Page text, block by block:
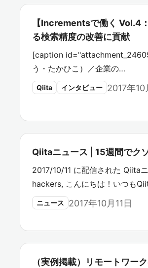
【Incrementsで働く Vol.4
る検索精度の改善に貢献
[caption
う・たかひこ）／企業の…
Qiita インタビュー 2017年10
Qiitaニュース | 15週間でク
2017/10/11 に配信された Qiita
hackers, こんにちは！いつも
ニュース 2017年10月11日
（実例掲載）リモートワー